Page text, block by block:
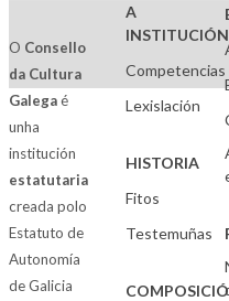
O Consello
da Cultura
Galegaé
unha
institución
estatutaria
creada polo
Estatuto de
Autonomía
de Galicia
A
INSTITUCIÓN
Competencias
Lexislación
HISTORIA
Fitos
Testemuñas